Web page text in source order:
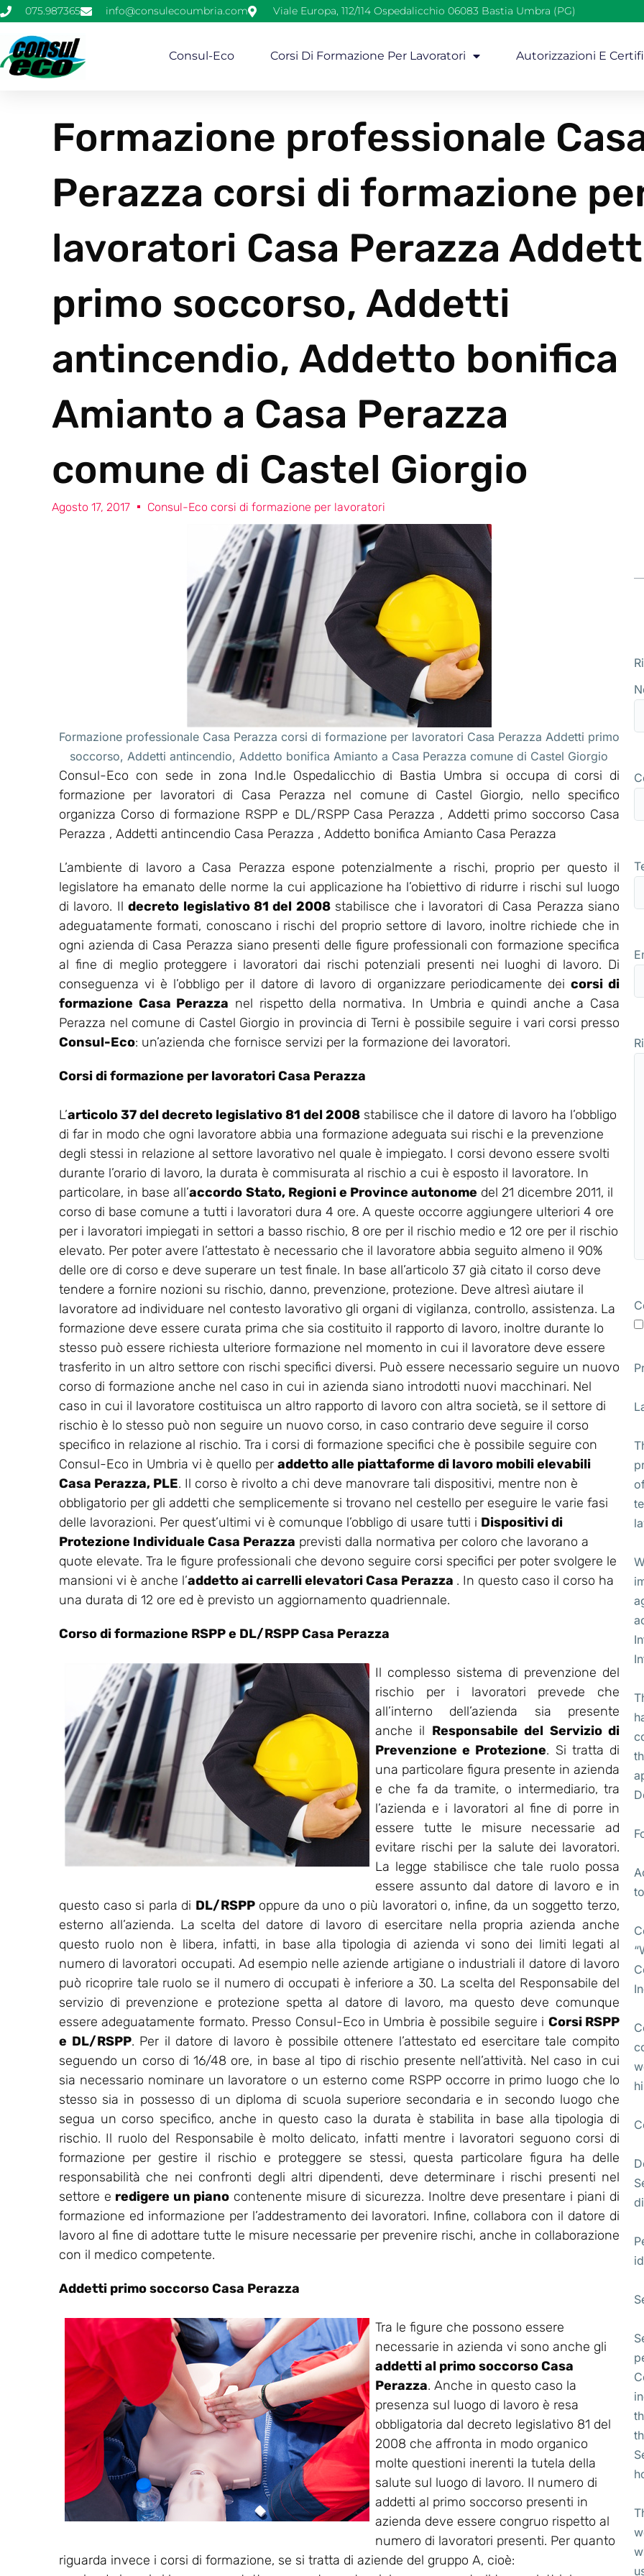
075.987365 info@consulecoumbria.com Viale Europa, 112/114 Ospedalicchio 06083 Bastia Umbra (PG)
Consul-Eco Corsi Di Formazione Per Lavoratori Autorizzazioni E
Formazione professionale
Perazza corsi di formazione
lavoratori Casa Perazza
primo soccorso, Addetti
antincendio, Addetto bonifica
Amianto a Casa Perazza
comune di Castel Giorgio
Agosto 17, 2017 Consul-Eco corsi di formazione per lavoratori
Formazione professionale Casa Perazza corsi di formazione per lavoratori Casa Perazza Addetti primo
soccorso, Addetti antincendio, Addetto bonifica Amianto a Casa Perazza comune di Castel Giorgio
Consul-Eco con sede in zona Ind.le Ospedalicchio di Bastia Umbra si occupa di corsi di
formazione per lavoratori di Casa Perazza nel comune di Castel Giorgio, nello specifico
organizza Corso di formazione RSPP e DL/RSPP Casa Perazza , Addetti primo soccorso Casa
Perazza , Addetti antincendio Casa Perazza , Addetto bonifica Amianto Casa Perazza
L’ambiente di lavoro a Casa Perazza espone potenzialmente a rischi, proprio per questo il
legislatore ha emanato delle norme la cui applicazione ha l’obiettivo di ridurre i rischi sul luogo
di lavoro. Ildecreto legislativo 81 del 2008stabilisce che i lavoratori di Casa Perazza siano
adeguatamente formati, conoscano i rischi del proprio settore di lavoro, inoltre richiede che in
ogni azienda di Casa Perazza siano presenti delle figure professionali con formazione specifica
al fine di meglio proteggere i lavoratori dai rischi potenziali presenti nei luoghi di lavoro. Di
conseguenza vi è l’obbligo per il datore di lavoro di organizzare periodicamente deicorsi di
formazione Casa Perazza nel rispetto della normativa. In Umbria e quindi anche a Casa
Perazza nel comune di Castel Giorgio in provincia di Terni è possibile seguire i vari corsi presso
Consul-Eco: un’azienda che fornisce servizi per la formazione dei lavoratori.
Corsi di formazione per lavoratori Casa Perazza
L’articolo 37 del decreto legislativo 81 del 2008 stabilisce che il datore di lavoro ha l’obbligo
di far in modo che ogni lavoratore abbia una formazione adeguata sui rischi e la prevenzione
degli stessi in relazione al settore lavorativo nel quale è impiegato. I corsi devono essere svolti
durante l’orario di lavoro, la durata è commisurata al rischio a cui è esposto il lavoratore. In
particolare, in base all’accordo Stato, Regioni e Province autonome del 21 dicembre 2011, il
corso di base comune a tutti i lavoratori dura 4 ore. A queste occorre aggiungere ulteriori 4 ore
per i lavoratori impiegati in settori a basso rischio, 8 ore per il rischio medio e 12 ore per il rischio
elevato. Per poter avere l’attestato è necessario che il lavoratore abbia seguito almeno il 90%
delle ore di corso e deve superare un test finale. In base all’articolo 37 già citato il corso deve
tendere a fornire nozioni su rischio, danno, prevenzione, protezione. Deve altresì aiutare il
lavoratore ad individuare nel contesto lavorativo gli organi di vigilanza, controllo, assistenza. La
formazione deve essere curata prima che sia costituito il rapporto di lavoro, inoltre durante lo
stesso può essere richiesta ulteriore formazione nel momento in cui il lavoratore deve essere
trasferito in un altro settore con rischi specifici diversi. Può essere necessario seguire un nuovo
corso di formazione anche nel caso in cui in azienda siano introdotti nuovi macchinari. Nel
caso in cui il lavoratore costituisca un altro rapporto di lavoro con altra società, se il settore di
rischio è lo stesso può non seguire un nuovo corso, in caso contrario deve seguire il corso
specifico in relazione al rischio. Tra i corsi di formazione specifici che è possibile seguire con
Consul-Eco in Umbria vi è quello per addetto alle piattaforme di lavoro mobili elevabili
Casa Perazza, PLE. Il corso è rivolto a chi deve manovrare tali dispositivi, mentre non è
obbligatorio per gli addetti che semplicemente si trovano nel cestello per eseguire le varie fasi
delle lavorazioni. Per quest’ultimi vi è comunque l’obbligo di usare tutti i Dispositivi di
Protezione Individuale Casa Perazza previsti dalla normativa per coloro che lavorano a
quote elevate. Tra le figure professionali che devono seguire corsi specifici per poter svolgere le
mansioni vi è anche l’addetto ai carrelli elevatori Casa Perazza . In questo caso il corso ha
una durata di 12 ore ed è previsto un aggiornamento quadriennale.
Corso di formazione RSPP e DL/RSPP Casa Perazza
Il complesso sistema di prevenzione del
rischio per i lavoratori prevede che
all’interno dell’azienda sia presente
anche il Responsabile del Servizio di
Prevenzione e Protezione. Si tratta di
una particolare figura presente in azienda
e che fa da tramite, o intermediario, tra
l’azienda e i lavoratori al fine di porre in
essere tutte le misure necessarie ad
evitare rischi per la salute dei lavoratori.
La legge stabilisce che tale ruolo possa
essere assunto dal datore di lavoro e in
questo caso si parla di DL/RSPPoppure da uno o più lavoratori o, infine, da un soggetto terzo,
esterno all’azienda. La scelta del datore di lavoro di esercitare nella propria azienda anche
questo ruolo non è libera, infatti, in base alla tipologia di azienda vi sono dei limiti legati al
numero di lavoratori occupati. Ad esempio nelle aziende artigiane o industriali il datore di lavoro
può ricoprire tale ruolo se il numero di occupati è inferiore a 30. La scelta del Responsabile del
servizio di prevenzione e protezione spetta al datore di lavoro, ma questo deve comunque
essere adeguatamente formato. Presso Consul-Eco in Umbria è possibile seguire i Corsi RSPP
e DL/RSPP. Per il datore di lavoro è possibile ottenere l’attestato ed esercitare tale compito
seguendo un corso di 16/48 ore, in base al tipo di rischio presente nell’attività. Nel caso in cui
sia necessario nominare un lavoratore o un esterno come RSPP occorre in primo luogo che lo
stesso sia in possesso di un diploma di scuola superiore secondaria e in secondo luogo che
segua un corso specifico, anche in questo caso la durata è stabilita in base alla tipologia di
rischio. Il ruolo del Responsabile è molto delicato, infatti mentre i lavoratori seguono corsi di
formazione per gestire il rischio e proteggere se stessi, questa particolare figura ha delle
responsabilità che nei confronti degli altri dipendenti, deve determinare i rischi presenti nel
settore e redigere un piano contenente misure di sicurezza. Inoltre deve presentare i piani di
formazione ed informazione per l’addestramento dei lavoratori. Infine, collabora con il datore di
lavoro al fine di adottare tutte le misure necessarie per prevenire rischi, anche in collaborazione
con il medico competente.
Addetti primo soccorso Casa Perazza
Tra le figure che possono essere
necessarie in azienda vi sono anche gli
addetti al primo soccorso Casa
Perazza. Anche in questo caso la
presenza sul luogo di lavoro è resa
obbligatoria dal decreto legislativo 81 del
2008 che affronta in modo organico
molte questioni inerenti la tutela della
salute sul luogo di lavoro. Il numero di
addetti al primo soccorso presenti in
azienda deve essere congruo rispetto al
numero di lavoratori presenti. Per quanto
riguarda invece i corsi di formazione, se si tratta di aziende del gruppo A, cioè: